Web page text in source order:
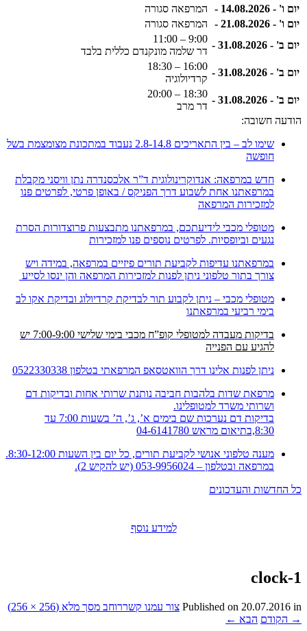
יום ו' - 14.08.2026 -
המרפאה סגורה
יום ו' - 21.08.2026 -
המרפאה סגורה
יום ב' - 31.08.2026 -
9:00 – 11:00
דר שלמה מונקנדם כללית בלבד
יום ב' - 31.08.2026 -
16:00 – 18:30
קרדיולוגיה
יום ב' - 31.08.2026 -
18:30 – 20:00
דר מרב
הודעה חשובה:
שימו לב – בין התאריכים 2.8-14.8 נעבוד במתכונת מצומצמת בשל
חופשה
חדש במרפאה: אנדוקרינולוגית ד”ר אלכסנדרה נתן וויסני מקבלת
במרפאתנו אחת לשבוע דרך הפניקס / באופן פרטי, לפרטים פנו
למזכירות המרפאה
מטופלי מכבי לידיעתכם, במרפאתנו מתבצעות פרוצדורות הסרת
נגעים וביופסיות. לפרטים נוספים פנו למזכירות
במרפאתנו עדיפות לקביעת תורים פיזיים במרפאה, במידה ויש
צורך בתור טלפוני ניתן לפנות למזכירות המרפאה והן ינסו לסייע
מטופלי מכבי – ניתן לקבוע תור לבדיקת קרדיולוג ובדיקת אקו לב
בימי רביעי במרפאתנו
בדיקות מעבדה למטופלי קופ”ח מכבי בימי שלישי 7:00-9:00 יש
להגיע עם הפנייה
ניתן לפנות אלינו דרך הוואטסאפ המרפאתי בטלפון 0522330338
מרפאת שדות בלהבות חביבה נותנת שרותי אחות ובדיקות דם
ושרותי משרד למטופלינו.
בדיקות דם נערכות שם בימים א’, ג’, ה’ בשעות 7:00 עד
8:30,בתיאום מראש 04-6141780
מענה טלפוני אנושי לקביעת תורים, כל יום בין השעות 8:30-12:00.
במרפאה ובטלפון – 053-9956024 (יש להקיש 2).
כל החדשות והעדכונים
למידע נוסף
clock-1
Published on 20.07.2016 in צור עמנו קשררוחב מסך מלא (256 × 256)
→ הקודם הבא ←